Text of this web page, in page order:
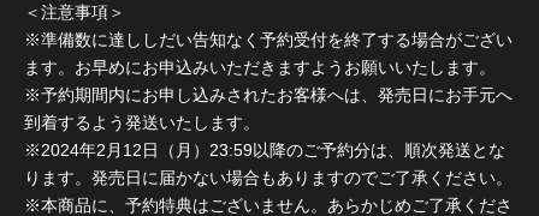
＜注意事項＞
※準備数に達ししだい告知なく予約受付を終了する場合がござい
ます。お早めにお申込みいただきますようお願いいたします。
※予約期間内にお申し込みされたお客様へは、発売日にお手元へ
到着するよう発送いたします。
※2024年2月12日（月）23:59以降のご予約分は、順次発送とな
ります。発売日に届かない場合もありますのでご了承ください。
※本商品に、予約特典はございません。あらかじめご了承くださ